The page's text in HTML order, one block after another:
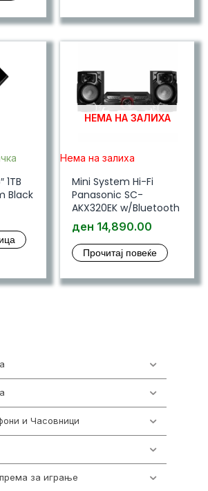
и Часовници
за играње
1TB
Black
НЕМА НА ЗАЛИХА
Нема на залиха
Mini System Hi-Fi
Panasonic SC-
AKX320EK w/Bluetooth
ден 14,890.00
Прочитај повеќе